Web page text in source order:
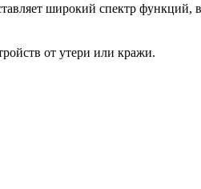
широкий спектр функций,
от утери или кражи.